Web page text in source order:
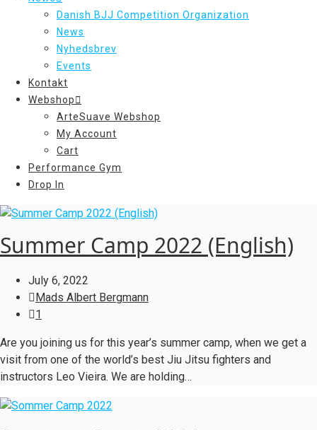
Danish BJJ Competition Organization
News
Nyhedsbrev
Events
Kontakt
Webshop
ArteSuave Webshop
My Account
Cart
Performance Gym
Drop In
Summer Camp 2022 (English)
July 6, 2022
Mads Albert Bergmann
1
Are you joining us for this year’s summer camp, when we get a
visit from one of the world’s best Jiu Jitsu fighters and
instructors Leo Vieira. We are holding…